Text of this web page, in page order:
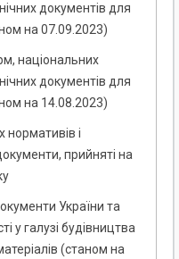
документів для
на 07.09.2023)
національних
документів для
на 14.08.2023)
нормативів і
прийняті на
України та
у галузі будівництва
(станом на